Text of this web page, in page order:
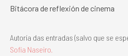
Bitácora de reflexión de cinema
Autoría das entradas (salvo que se
Sofía Naseiro.